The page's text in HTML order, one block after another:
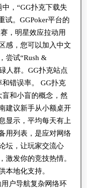
，“GG扑克下载失
试。GGPoker平台的
，明星效应拉动用
感，您可以加入中文
尝试“Rush &
人群。GG扑克站点
错误率。 GG扑克
和小盲的概念，然
建议新手从小额桌开
显示，平均每天有上
用列表，是应对网络
坛，让玩家交流心
激发你的竞技热情。
本地化支持。
户导航复杂网络环